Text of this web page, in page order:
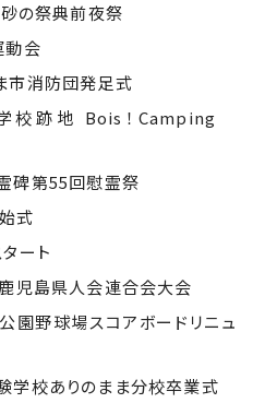
の祭典前夜祭
会
消防団発足式
校跡地 Bois！Camping
碑第55回慰霊祭
式
ート
児島県人会連合会大会
野球場スコアボードリニュ
校ありのまま分校卒業式